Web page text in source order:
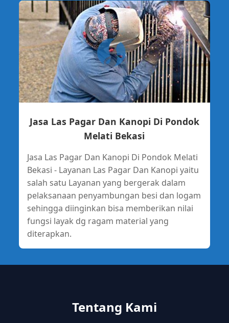
Jasa Las Pagar Dan Kanopi Di Pondok
Melati Bekasi
Jasa Las Pagar Dan Kanopi Di Pondok Melati
Bekasi - Layanan Las Pagar Dan Kanopi yaitu
salah satu Layanan yang bergerak dalam
pelaksanaan penyambungan besi dan logam
sehingga diinginkan bisa memberikan nilai
fungsi layak dg ragam material yang
diterapkan.
Tentang Kami